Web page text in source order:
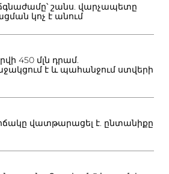
շանս. վարչապետը
կոչ է անում
450 մլն դրամ.
է և պահանջում ստվերի
վատթարացել է. ընտանիքը